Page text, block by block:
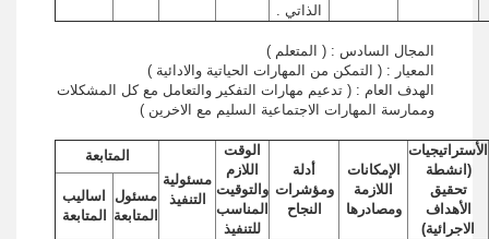
الذاتي .
المجال السادس : ( المتعلم )
المعيار : ( التمكن من المهارات الحياتية والادائية )
الهدف العام : ( تدعيم مهارات التفكير والتعامل مع كل المشكلات
وممارسة المهارات الاجتماعية السليم مع الاخرين )
الأستراتيجيات
(انشطة
تحقيق
الأهداف
الاجرائية)
الإمكانات
اللازمة
ومصادرها
أدلة
ومؤشرات
النجاح
الوقت
اللازم
والتوقيت
المناسب
للتنفيذ
مسئولية
التنفيذ
المتابعة
مسئول
المتابعة
اساليب
المتابعة